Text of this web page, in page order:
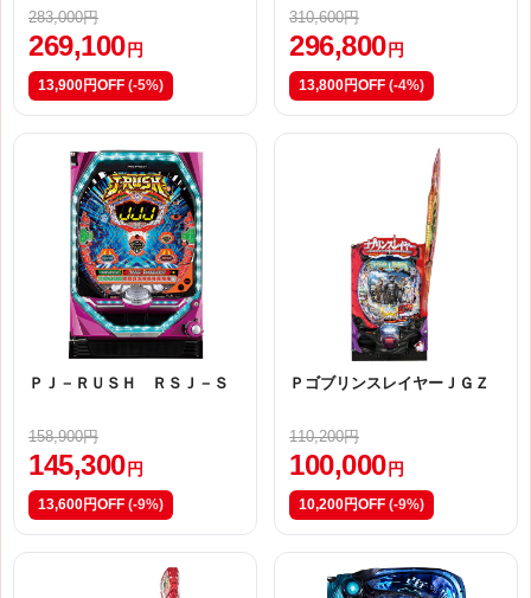
283,000円
269,100 円
13,900円OFF (-5%)
310,600円
296,800 円
13,800円OFF (-4%)
ＰＪ－ＲＵＳＨ ＲＳＪ－Ｓ
158,900円
145,300 円
13,600円OFF (-9%)
ＰゴブリンスレイヤーＪＧＺ
110,200円
100,000 円
10,200円OFF (-9%)